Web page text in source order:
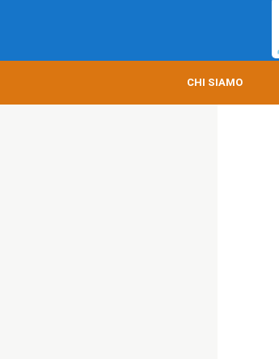
CHI SIAMO